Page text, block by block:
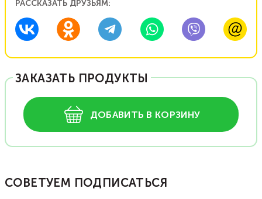
РАССКАЗАТЬ ДРУЗЬЯМ:
ЗАКАЗАТЬ ПРОДУКТЫ
ДОБАВИТЬ В КОРЗИНУ
СОВЕТУЕМ ПОДПИСАТЬСЯ